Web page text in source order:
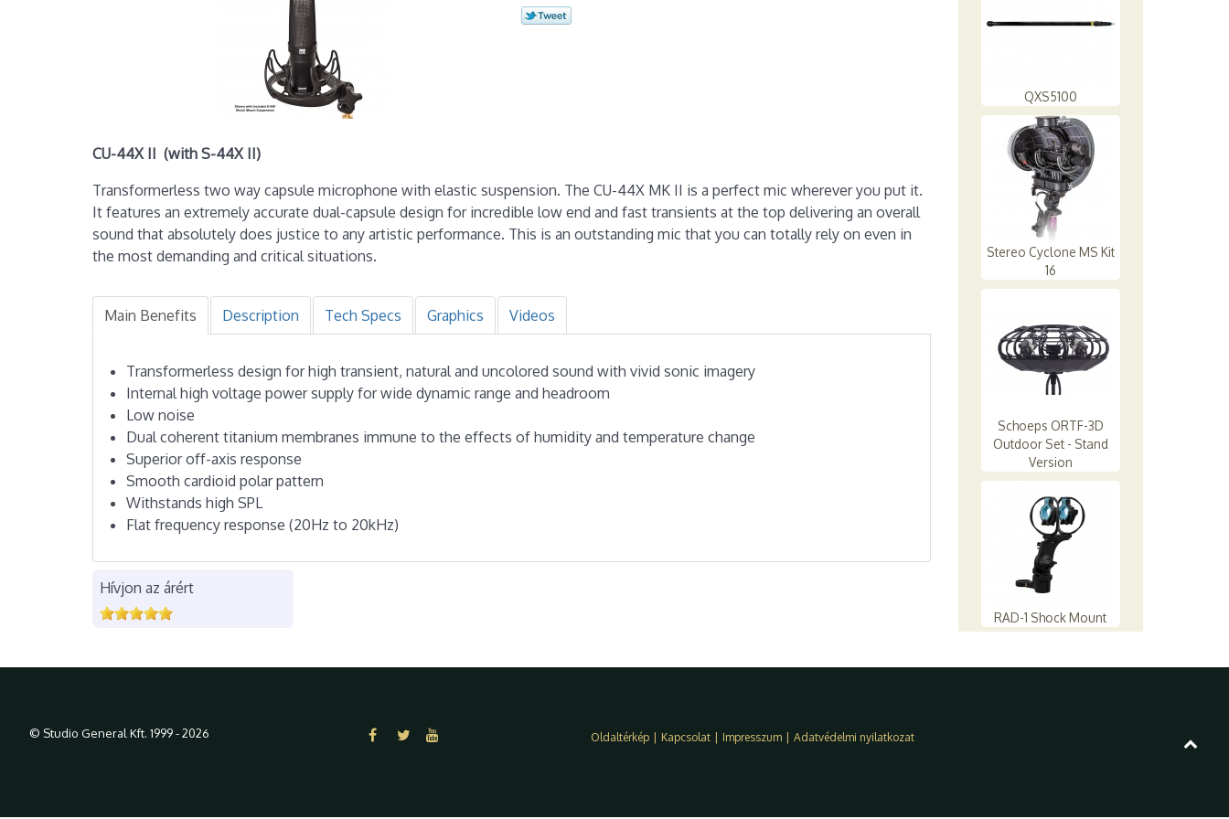
CU-44X II (with S-44X II)
Transformerless two way capsule microphone with elastic suspension. The CU-44X MK II is a perfect mic wherever you put it.
It features an extremely accurate dual-capsule design for incredible low end and fast transients at the top delivering an overall
sound that absolutely does justice to any artistic performance. This is an outstanding mic that you can totally rely on even in
the most demanding and critical situations.
Main Benefits Description Tech Specs Graphics Videos
Transformerless design for high transient, natural and uncolored sound with vivid sonic imagery
Internal high voltage power supply for wide dynamic range and headroom
Low noise
Dual coherent titanium membranes immune to the effects of humidity and temperature change
Superior off-axis response
Smooth cardioid polar pattern
Withstands high SPL
Flat frequency response (20Hz to 20kHz)
Hívjon az árért
QXS5100
Stereo Cyclone MS Kit
16
Schoeps ORTF-3D
Outdoor Set - Stand
Version
RAD-1 Shock Mount
© Studio General Kft. 1999 - 2026 Oldaltérkép Kapcsolat Impresszum Adatvédelmi nyilatkozat